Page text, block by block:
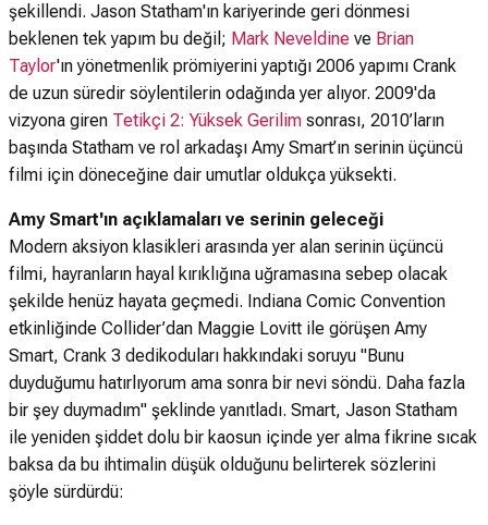
şekillendi. Jason Statham'ın kariyerinde geri dönmesi
beklenen tek yapım bu değil; Mark Neveldine ve Brian
Taylor'ın yönetmenlik prömiyerini yaptığı 2006 yapımı Crank
de uzun süredir söylentilerin odağında yer alıyor. 2009'da
vizyona giren Tetikçi 2: Yüksek Gerilim sonrası, 2010’ların
başında Statham ve rol arkadaşı Amy Smart’ın serinin üçüncü
filmi için döneceğine dair umutlar oldukça yüksekti.
Amy Smart'ın açıklamaları ve serinin geleceği
Modern aksiyon klasikleri arasında yer alan serinin üçüncü
filmi, hayranların hayal kırıklığına uğramasına sebep olacak
şekilde henüz hayata geçmedi. Indiana Comic Convention
etkinliğinde Collider’dan Maggie Lovitt ile görüşen Amy
Smart, Crank 3 dedikoduları hakkındaki soruyu "Bunu
duyduğumu hatırlıyorum ama sonra bir nevi söndü. Daha fazla
bir şey duymadım" şeklinde yanıtladı. Smart, Jason Statham
ile yeniden şiddet dolu bir kaosun içinde yer alma fikrine sıcak
baksa da bu ihtimalin düşük olduğunu belirterek sözlerini
şöyle sürdürdü: